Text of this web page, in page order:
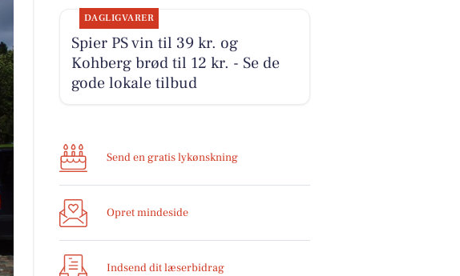
DAGLIGVARER
Spier PS vin til 39 kr. og
Kohberg brød til 12 kr. - Se de
gode lokale tilbud
Send en gratis lykønskning
Opret mindeside
Indsend dit læserbidrag